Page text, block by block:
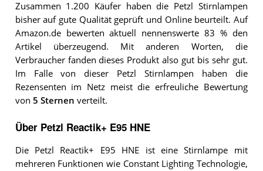
Zusammen 1.200 Käufer haben die Petzl Stirnlampen
bisher auf gute Qualität geprüft und Online beurteilt. Auf
Amazon.de bewerten aktuell nennenswerte 83 % den
Artikel überzeugend. Mit anderen Worten, die
Verbraucher fanden dieses Produkt also gut bis sehr gut.
Im Falle von dieser Petzl Stirnlampen haben die
Rezensenten im Netz meist die erfreuliche Bewertung
von 5 Sternen verteilt.
Über Petzl Reactik+ E95 HNE
Die Petzl Reactik+ E95 HNE ist eine Stirnlampe mit
mehreren Funktionen wie Constant Lighting Technologie,